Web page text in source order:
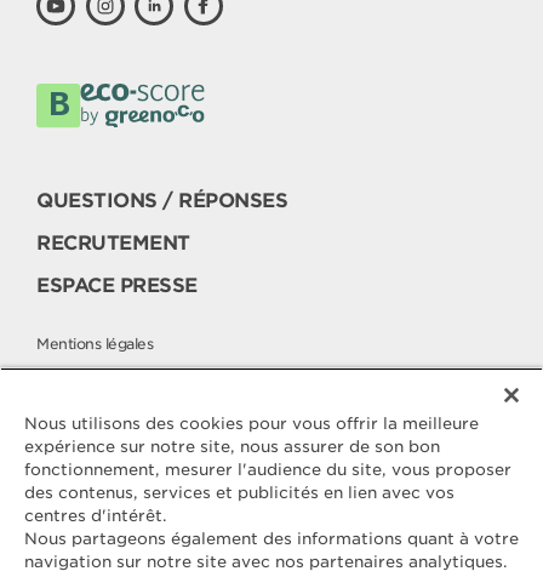
QUESTIONS / RÉPONSES
RECRUTEMENT
ESPACE PRESSE
Mentions légales
Politique de protection des données
Contactez
ELLE & VIRE
Pour toute question ou demande
Nous utilisons des cookies pour vous offrir la meilleure
expérience sur notre site, nous assurer de son bon
fonctionnement, mesurer l'audience du site, vous proposer
des contenus, services et publicités en lien avec vos
centres d'intérêt.
Nous partageons également des informations quant à votre
navigation sur notre site avec nos partenaires analytiques.